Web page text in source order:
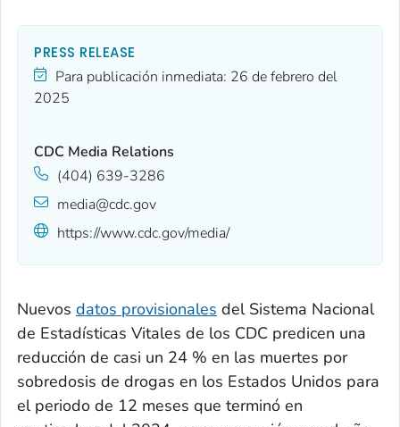
PRESS RELEASE
Para publicación inmediata: 26 de febrero del
2025
CDC Media Relations
(404) 639-3286
media@cdc.gov
https://www.cdc.gov/media/
Nuevos datos provisionales del Sistema Nacional
de Estadísticas Vitales de los CDC predicen una
reducción de casi un 24 % en las muertes por
sobredosis de drogas en los Estados Unidos para
el periodo de 12 meses que terminó en